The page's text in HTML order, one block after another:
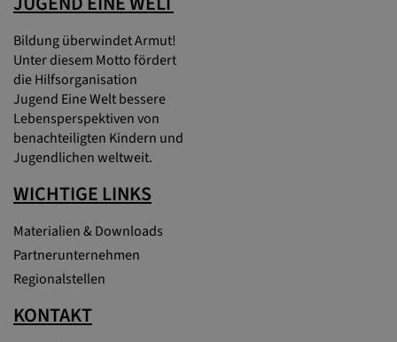
Bildung überwindet Armut!
Unter diesem Motto fördert
die Hilfsorganisation
Jugend Eine Welt bessere
Lebensperspektiven von
benachteiligten Kindern und
Jugendlichen weltweit.
WICHTIGE LINKS
Materialien & Downloads
Partnerunternehmen
Regionalstellen
KONTAKT